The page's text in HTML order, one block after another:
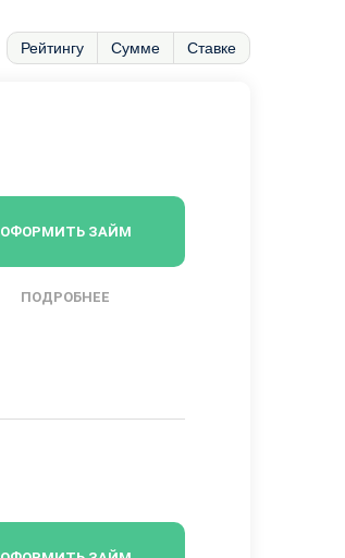
Рейтингу Сумме Ставке
ОФОРМИТЬ ЗАЙМ
ПОДРОБНЕЕ